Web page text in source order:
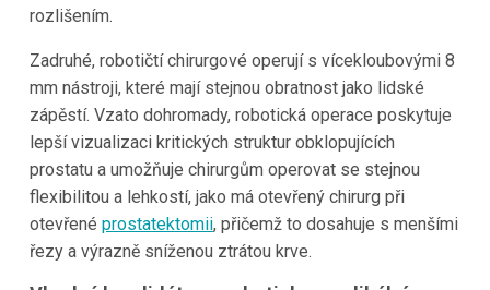
rozlišením.
Zadruhé, robotičtí chirurgové operují s vícekloubovými 8
mm nástroji, které mají stejnou obratnost jako lidské
zápěstí. Vzato dohromady, robotická operace poskytuje
lepší vizualizaci kritických struktur obklopujících
prostatu a umožňuje chirurgům operovat se stejnou
flexibilitou a lehkostí, jako má otevřený chirurg při
otevřené prostatektomii, přičemž to dosahuje s menšími
řezy a výrazně sníženou ztrátou krve.